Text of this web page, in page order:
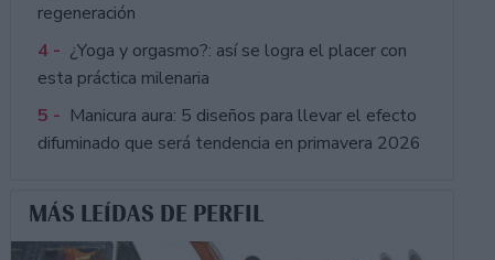
regeneración
4 - ¿Yoga y orgasmo?: así se logra el placer con
esta práctica milenaria
5 - Manicura aura: 5 diseños para llevar el efecto
difuminado que será tendencia en primavera 2026
MÁS LEÍDAS DE PERFIL